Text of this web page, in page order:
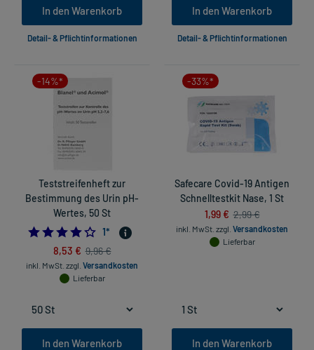
In den Warenkorb
Detail- & Pflichtinformationen
In den Warenkorb
Detail- & Pflichtinformationen
-14%*
Teststreifenheft zur
Bestimmung des Urin pH-
Wertes, 50 St
4.0
1*
8,53 € 9,96 €
inkl. MwSt. zzgl. Versandkosten
Lieferbar
In den Warenkorb
-33%*
Safecare Covid-19 Antigen
Schnelltestkit Nase, 1 St
1,99 € 2,99 €
inkl. MwSt. zzgl. Versandkosten
Lieferbar
In den Warenkorb